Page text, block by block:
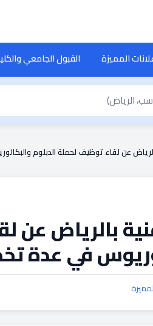
المميزة القبول الجامعي
بالرياض عن لقاء توظيف لحملة الدبلوم
بالرياض
في عدة